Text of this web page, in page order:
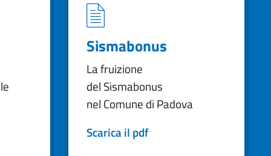
Sismabonus
La fruizione
del Sismabonus
nel Comune di Padova
Scarica il pdf